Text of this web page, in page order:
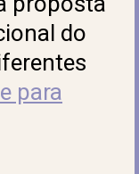
do
para